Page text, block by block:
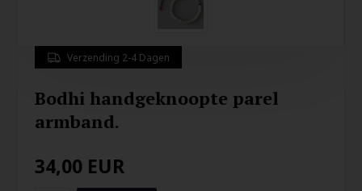
Verzending 2-4 Dagen
Bodhi handgeknoopte parel
armband.
34,00 EUR